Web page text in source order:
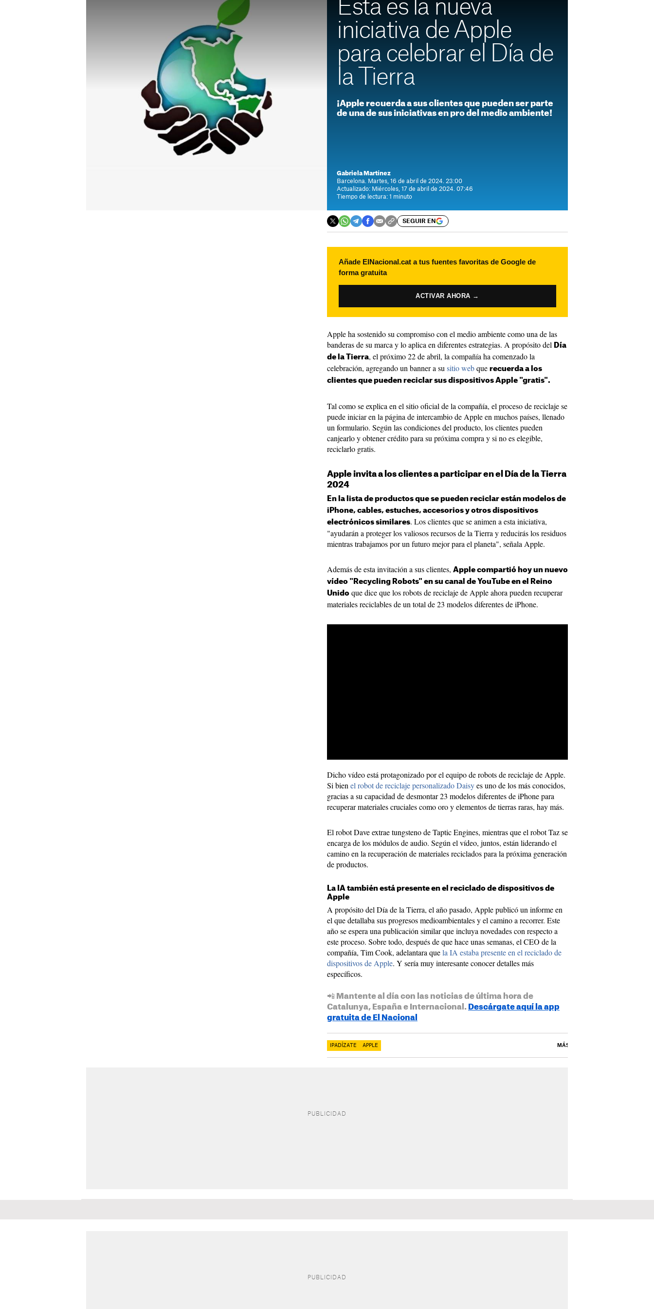
Esta es la nueva
iniciativa de Apple
para celebrar el Día de
la Tierra
¡Apple recuerda a sus clientes que pueden ser parte
de una de sus iniciativas en pro del medio ambiente!
Gabriela Martínez
Barcelona. Martes, 16 de abril de 2024. 23:00
Actualizado: Miércoles, 17 de abril de 2024. 07:46
Tiempo de lectura: 1 minuto
SEGUIR EN
Añade ElNacional.cat a tus fuentes favoritas de Google de
forma gratuita
ACTIVAR AHORA →
Apple ha sostenido su compromiso con el medio ambiente como una de las
banderas de su marca y lo aplica en diferentes estrategias. A propósito del Día
de la Tierra, el próximo 22 de abril, la compañía ha comenzado la
celebración, agregando un banner a su sitio webque recuerda a los
clientes que pueden reciclar sus dispositivos Apple "gratis".
Tal como se explica en el sitio oficial de la compañía, el proceso de reciclaje se
puede iniciar en la página de intercambio de Apple en muchos países, llenado
un formulario. Según las condiciones del producto, los clientes pueden
canjearlo y obtener crédito para su próxima compra y si no es elegible,
reciclarlo gratis.
Apple invita a los clientes a participar en el Día de la Tierra
2024
En la lista de productos que se pueden reciclar están modelos de
iPhone, cables, estuches, accesorios y otros dispositivos
electrónicos similares. Los clientes que se animen a esta iniciativa,
"ayudarán a proteger los valiosos recursos de la Tierra y reducirás los residuos
mientras trabajamos por un futuro mejor para el planeta", señala Apple.
Además de esta invitación a sus clientes, Apple compartió hoy un nuevo
vídeo "Recycling Robots" en su canal de YouTube en el Reino
Unido que dice que los robots de reciclaje de Apple ahora pueden recuperar
materiales reciclables de un total de 23 modelos diferentes de iPhone.
Dicho vídeo está protagonizado por el equipo de robots de reciclaje de Apple.
Si bienel robot de reciclaje personalizado Daisyes uno de los más conocidos,
gracias a su capacidad de desmontar 23 modelos diferentes de iPhone para
recuperar materiales cruciales como oro y elementos de tierras raras, hay más.
El robot Dave extrae tungsteno de Taptic Engines, mientras que el robot Taz se
encarga de los módulos de audio. Según el vídeo, juntos, están liderando el
camino en la recuperación de materiales reciclados para la próxima generación
de productos.
La IA también está presente en el reciclado de dispositivos de
Apple
A propósito del Día de la Tierra, el año pasado, Apple publicó un informe en
el que detallaba sus progresos medioambientales y el camino a recorrer. Este
año se espera una publicación similar que incluya novedades con respecto a
este proceso. Sobre todo, después de que hace unas semanas, el CEO de la
compañía, Tim Cook, adelantara quela IA estaba presente en el reciclado de
dispositivos de Apple. Y sería muy interesante conocer detalles más
específicos.
📲 Mantente al día con las noticias de última hora de
Catalunya, España e Internacional. Descárgate aquí la app
gratuita de El Nacional
IPADÍZATE APPLE MÁS